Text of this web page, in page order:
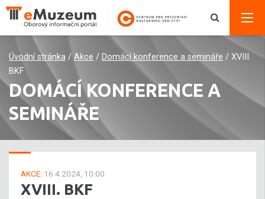
Úvodní stránka / Akce / Domácí konference a semináře / XVIII.
BKF
DOMÁCÍ KONFERENCE A
SEMINÁŘE
AKCE: 16.4.2024, 10:00
XVIII. BKF